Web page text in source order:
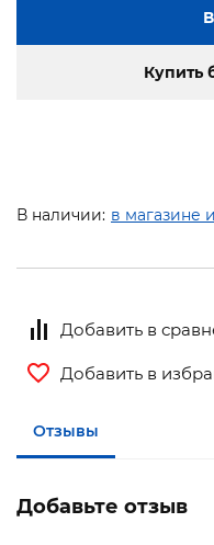
Купить
В наличии: в магазине
Добавить в
Добавить в
Отзывы
Добавьте отзыв